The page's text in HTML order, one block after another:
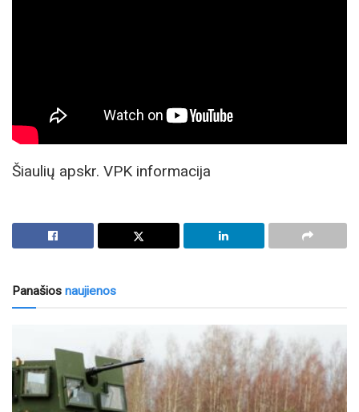
Šiaulių apskr. VPK informacija
Panašios naujienos